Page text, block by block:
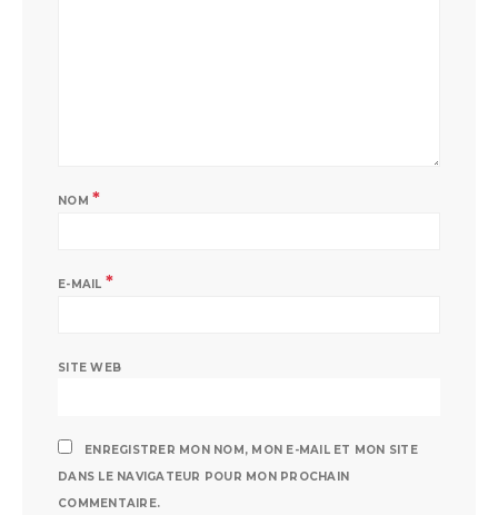
NOM *
E-MAIL *
SITE WEB
ENREGISTRER MON NOM, MON E-MAIL ET MON SITE
DANS LE NAVIGATEUR POUR MON PROCHAIN
COMMENTAIRE.